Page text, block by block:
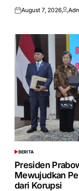
Posted
August 7, 2026
POSTED
IN
BERITA
Presiden
Mewujudkan
dari Korupsi